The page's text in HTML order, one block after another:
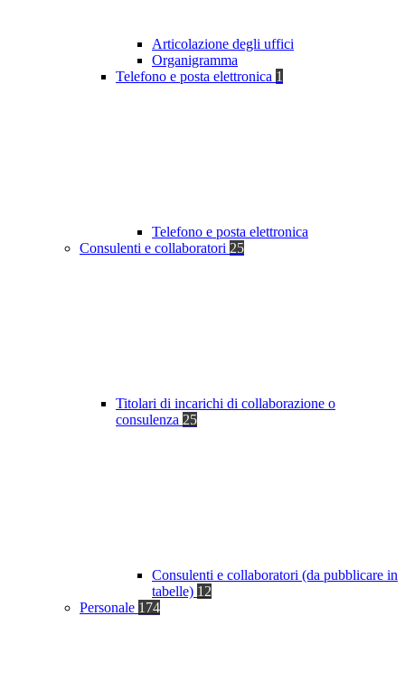
Articolazione degli uffici
Organigramma
Telefono e posta elettronica 1
Telefono e posta elettronica
Consulenti e collaboratori 25
Titolari di incarichi di collaborazione o
consulenza 25
Consulenti e collaboratori (da pubblicare in
tabelle) 12
Personale 174